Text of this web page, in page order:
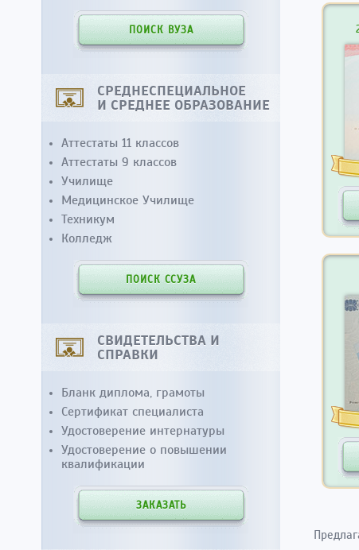
ПОИСК ВУЗА
СРЕДНЕСПЕЦИАЛЬНОЕ
И СРЕДНЕЕ ОБРАЗОВАНИЕ
Аттестаты 11 классов
Аттестаты 9 классов
Училище
Медицинское Училище
Техникум
Колледж
ПОИСК ССУЗА
СВИДЕТЕЛЬСТВА И
СПРАВКИ
Бланк диплома, грамоты
Сертификат специалиста
Удостоверение интернатуры
Удостоверение о повышении
квалификации
ЗАКАЗАТЬ